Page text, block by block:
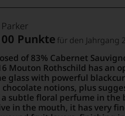
Brown)
1% Cabernet Franc
has an opaque garnet-
glass with powerful
pie and melted
lifted kirsch
the background. Full-
in the mouth, it has
with tightly wound
Punkte für den Jahrgang
of 83% Cabernet
Mouton Rothschild has an
glass with powerful
notions, plus
subtle floral perfume in
in the mouth, it has very